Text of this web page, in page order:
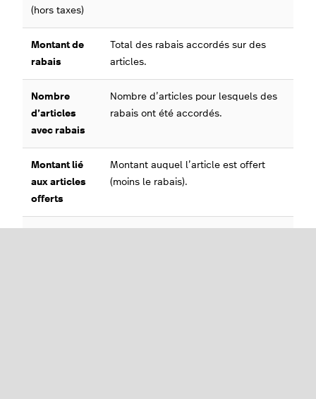
(hors taxes)
Montant de
rabais
Total des rabais accordés sur des
articles.
Nombre
d’articles
avec rabais
Nombre d’articles pour lesquels des
rabais ont été accordés.
Montant lié
aux articles
offerts
Montant auquel l’article est offert
(moins le rabais).